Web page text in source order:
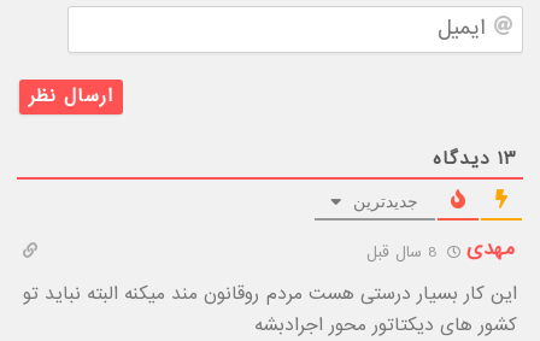
ایمیل
۱۳ دیدگاه
جدیدترین
مهدی
این کار بسیار درستی هست مردم روقانون مند میکنه البته نباید تو
کشور های دیکتاتور محور اجرادبشه